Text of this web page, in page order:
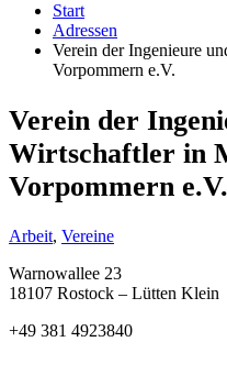
Start
Adressen
Verein der Ingenieure
Vorpommern e.V.
Verein der
Wirtschaftler in
Vorpommern e.V.
Arbeit, Vereine
Warnowallee 23
18107 Rostock – Lütten Klein
+49 381 4923840